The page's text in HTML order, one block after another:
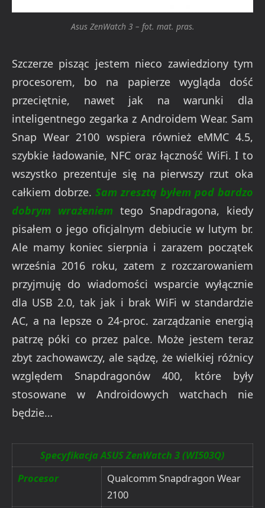
Asus ZenWatch 3 – fot. mat. pras.
Szczerze pisząc jestem nieco zawiedziony tym
procesorem, bo na papierze wygląda dość
przeciętnie, nawet jak na warunki dla
inteligentnego zegarka z Androidem Wear. Sam
Snap Wear 2100 wspiera również eMMC 4.5,
szybkie ładowanie, NFC oraz łączność WiFi. I to
wszystko prezentuje się na pierwszy rzut oka
całkiem dobrze. Sam zresztą byłem pod bardzo
dobrym wrażeniemtego Snapdragona, kiedy
pisałem o jego oficjalnym debiucie w lutym br.
Ale mamy koniec sierpnia i zarazem początek
września 2016 roku, zatem z rozczarowaniem
przyjmuję do wiadomości wsparcie wyłącznie
dla USB 2.0, tak jak i brak WiFi w standardzie
AC, a na lepsze o 24-proc. zarządzanie energią
patrzę póki co przez palce. Może jestem teraz
zbyt zachowawczy, ale sądzę, że wielkiej różnicy
względem Snapdragonów 400, które były
stosowane w Androidowych watchach nie
będzie…
Specyfikacja ASUS ZenWatch 3 (WI503Q)
Procesor
Qualcomm Snapdragon Wear
2100